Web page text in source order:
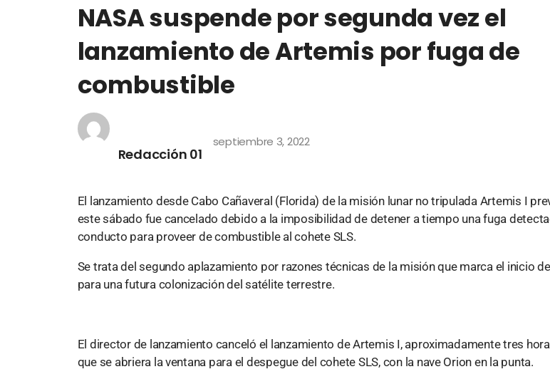
NASA suspende por segunda vez el
lanzamiento de Artemis por fuga de
combustible
Redacción 01
septiembre 3, 2022
El lanzamiento desde Cabo Cañaveral (Florida) de la misión lunar no tripulada Artemis I
este sábado fue cancelado debido a la imposibilidad de detener a tiempo una fuga
conducto para proveer de combustible al cohete SLS.
Se trata del segundo aplazamiento por razones técnicas de la misión que marca el inicio
para una futura colonización del satélite terrestre.
El director de lanzamiento canceló el lanzamiento de Artemis I, aproximadamente tres
que se abriera la ventana para el despegue del cohete SLS, con la nave Orion en la punta.